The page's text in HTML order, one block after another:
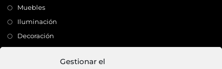
Gestionar el
Muebles
Iluminación
Decoración